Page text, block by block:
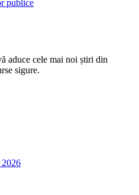
publice
aduce cele mai noi știri din
sigure.